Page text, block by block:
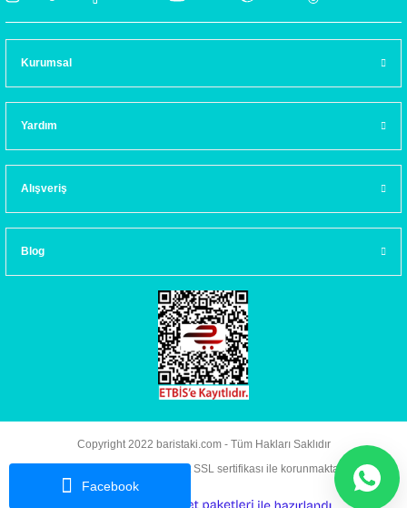
Facebook
Kurumsal
Yardım
Alışveriş
Blog
Copyright 2022 baristaki.com - Tüm Hakları Saklıdır
Kredi kartı bilgileriniz 256bit SSL sertifikası ile korunmaktadır.
e- ile